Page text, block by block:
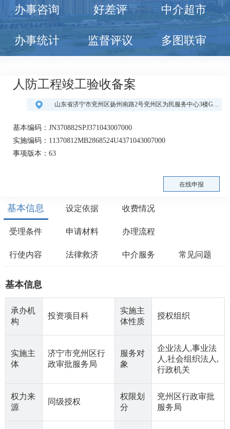
办事咨询 好差评 中介超市
办事统计 监督评议 多图联审
人防工程竣工验收备案
山东省济宁市兖州区扬州南路2号兖州区为民服务中心3楼G09-G11号投资项目综合窗口
基本编码：JN370882SPJ371043007000
实施编码：11370812MB2868524U4371043007000
事项版本：63
在线申报
基本信息 设定依据 收费情况
受理条件 申请材料 办理流程
行使内容 法律救济 中介服务 常见问题
基本信息
承办机
构
投资项目科
实施主
体性质
授权组织
实施主
体
济宁市兖州区行
政审批服务局
服务对
象
企业法人,事业法
人,社会组织法人,
行政机关
权力来
源
同级授权
权限划
分
兖州区行政审批
服务局